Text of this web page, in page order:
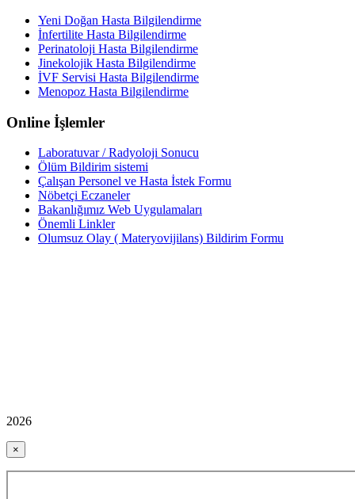
Yeni Doğan Hasta Bilgilendirme
İnfertilite Hasta Bilgilendirme
Perinatoloji Hasta Bilgilendirme
Jinekolojik Hasta Bilgilendirme
İVF Servisi Hasta Bilgilendirme
Menopoz Hasta Bilgilendirme
Online İşlemler
Laboratuvar / Radyoloji Sonucu
Ölüm Bildirim sistemi
Çalışan Personel ve Hasta İstek Formu
Nöbetçi Eczaneler
Bakanlığımız Web Uygulamaları
Önemli Linkler
Olumsuz Olay ( Materyovijilans) Bildirim Formu
2026
×